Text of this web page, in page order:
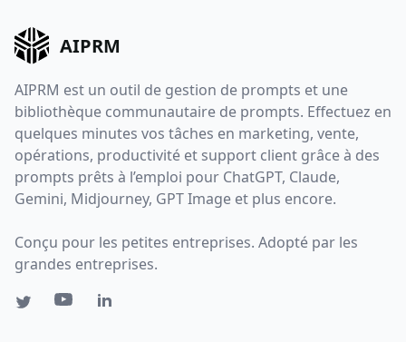
AIPRM
AIPRM est un outil de gestion de prompts et une
bibliothèque communautaire de prompts. Effectuez en
quelques minutes vos tâches en marketing, vente,
opérations, productivité et support client grâce à des
prompts prêts à l’emploi pour ChatGPT, Claude,
Gemini, Midjourney, GPT Image et plus encore.
Conçu pour les petites entreprises. Adopté par les
grandes entreprises.